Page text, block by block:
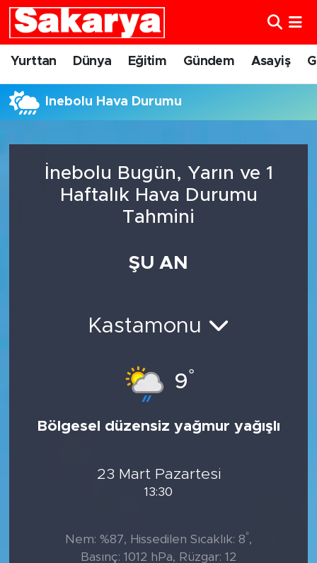
Yurttan Dünya Eğitim Gündem Asayiş
İnebolu Hava Durumu
İnebolu Bugün, Yarın ve 1
Haftalık Hava Durumu
Tahmini
ŞU AN
Kastamonu
9°
Bölgesel düzensiz yağmur yağışlı
23 Mart Pazartesi
13:30
Nem: %87, Hissedilen Sıcaklık: 8°,
Basınç: 1012 hPa, Rüzgar: 12
Yurttan
Gündem
Eskişehirspor
Eskişehir Nöbetçi Eczaneler
Eskişehir Trafik Yoğunluk Haritası
Süper Lig Puan Durumu ve Fikstür
Son Dakika Haberleri